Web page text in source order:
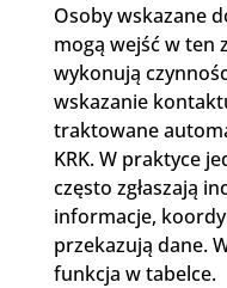
Osoby wskazane
mogą wejść w ten
wykonują
wskazanie
traktowane
KRK. W praktyce
często zgłaszają
informacje,
przekazują dane.
funkcja w tabelce.